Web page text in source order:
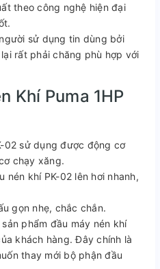
theo công nghệ hiện đại
sử dụng tin dùng bởi
rất phải chăng phù hợp với
Khí Puma 1HP
02 sử dụng được động cơ
chạy xăng.
nén khí PK-02 lên hơi nhanh,
gọn nhẹ, chắc chắn.
phẩm đầu máy nén khí
khách hàng. Đây chính là
thay mới bộ phận đầu